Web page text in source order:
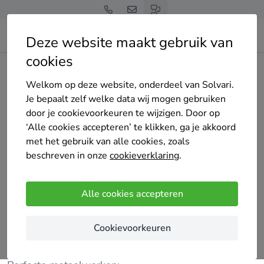
Deze website maakt gebruik van
cookies
Welkom op deze website, onderdeel van Solvari.
Je bepaalt zelf welke data wij mogen gebruiken
door je cookievoorkeuren te wijzigen. Door op
‘Alle cookies accepteren’ te klikken, ga je akkoord
met het gebruik van alle cookies, zoals
beschreven in onze cookieverklaring.
Alle cookies accepteren
Cookievoorkeuren
Home
Bedrijven overzicht
Het kleinste klusje wordt even respectvol behandeld
behandeld
38 keer gekozen
(17 reviews)